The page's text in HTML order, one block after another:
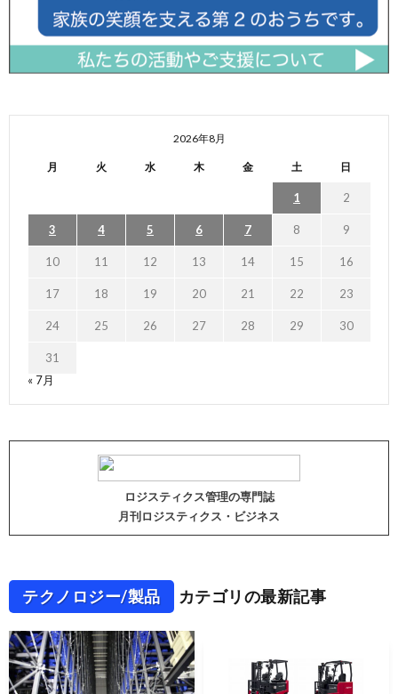
2026年8月
月 火 水 木 金 土 日
1 2
3 4 5 6 7 8 9
10 11 12 13 14 15 16
17 18 19 20 21 22 23
24 25 26 27 28 29 30
31
« 7月
ロジスティクス管理の専門誌
月刊ロジスティクス・ビジネス
テクノロジー/製品 カテゴリの最新記事